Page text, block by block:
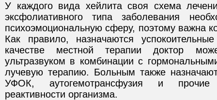
У каждого вида хейлита своя схема
эксфолиативного типа заболевания
психоэмоциональную сферу, поэтому важна
Как правило, назначаются
качестве местной терапии доктор
ультразвуком в комбинации с
лучевую терапию. Больным также
УФОК, аутогемотрансфузия и
реактивности организма.